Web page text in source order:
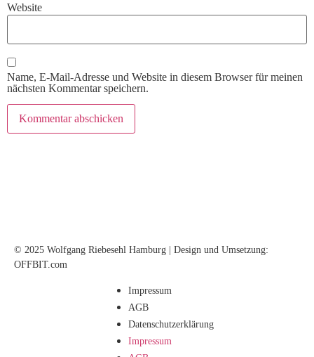
Website
Name, E-Mail-Adresse und Website in diesem Browser für meinen
nächsten Kommentar speichern.
© 2025 Wolfgang Riebesehl Hamburg | Design und Umsetzung:
OFFBIT.com
Impressum
AGB
Datenschutzerklärung
Impressum